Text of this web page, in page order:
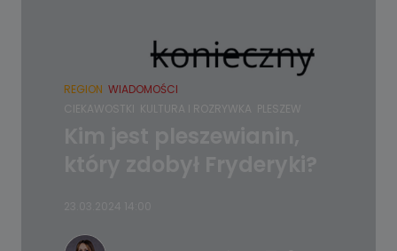
REGION WIADOMOŚCI
CIEKAWOSTKI KULTURA I ROZRYWKA PLESZEW